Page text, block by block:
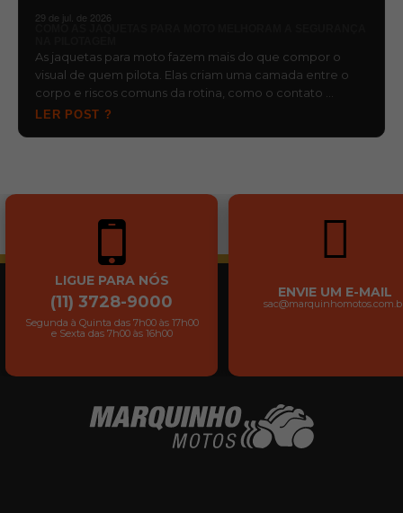
29 de jul. de 2026
As jaquetas para moto fazem mais do que compor o
visual de quem pilota. Elas criam uma camada entre o
corpo e riscos comuns da rotina, como o contato …
LER POST ?
LIGUE PARA NÓS
(11) 3728-9000
Segunda à Quinta das 7h00 às 17h00
e Sexta das 7h00 às 16h00
ENVIE UM E-MAIL